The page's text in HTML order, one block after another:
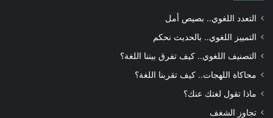
التعدد اللغوي.. بصيص أمل
التمييز اللغوي.. بالحديث نحكم
التصنيف اللغوي.. كيف تفرق بيننا اللغة؟
محاكاة اللهجات.. كيف تقربنا اللغة؟
ماذا تقول لغتك عنك؟
تجاوز الشغف